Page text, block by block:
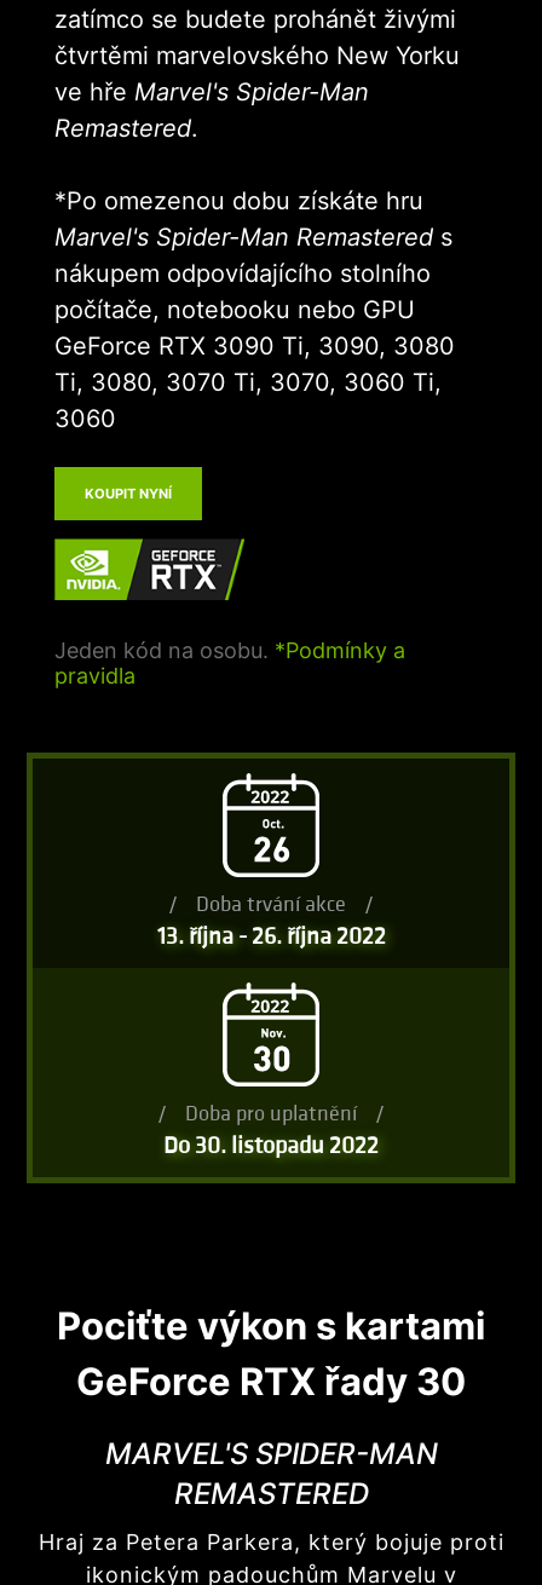
zatímco se budete prohánět živými
čtvrtěmi marvelovského New Yorku
ve hře Marvel's Spider-Man
Remastered.
*Po omezenou dobu získáte hru
Marvel's Spider-Man Remastereds
nákupem odpovídajícího stolního
počítače, notebooku nebo GPU
GeForce RTX 3090 Ti, 3090, 3080
Ti, 3080, 3070 Ti, 3070, 3060 Ti,
3060
KOUPIT NYNÍ
Jeden kód na osobu. *Podmínky a
pravidla
/ Doba trvání akce /
13. října - 26. října 2022
/ Doba pro uplatnění /
Do 30. listopadu 2022
Pociťte výkon s kartami
GeForce RTX řady 30
MARVEL'S SPIDER-MAN
REMASTERED
Hraj za Petera Parkera, který bojuje proti
ikonickým padouchům Marvelu v